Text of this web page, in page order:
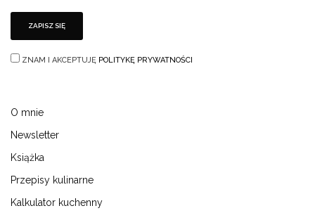
ZNAM I AKCEPTUJĘ POLITYKĘ PRYWATNOŚCI
O mnie
Newsletter
Książka
Przepisy kulinarne
Kalkulator kuchenny